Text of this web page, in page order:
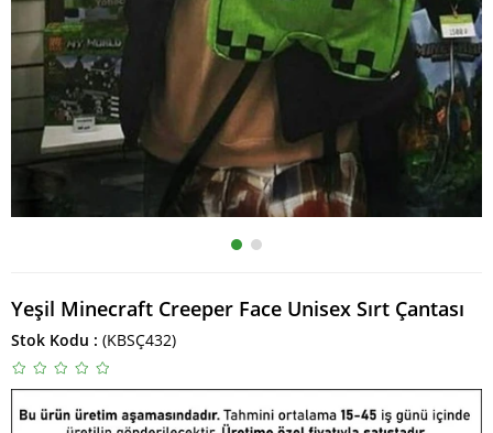
Yeşil Minecraft Creeper Face Unisex Sırt Çantası
Stok Kodu (KBSÇ432)